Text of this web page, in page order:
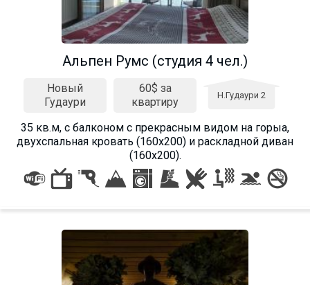
Альпен Румс (студия 4 чел.)
Новый
Гудаури
60$ за
квартиру
Н.Гудаури 2
35 кв.м, с балконом с прекрасным видом на горыа,
двухспальная кровать (160х200) и раскладной диван
(160х200).